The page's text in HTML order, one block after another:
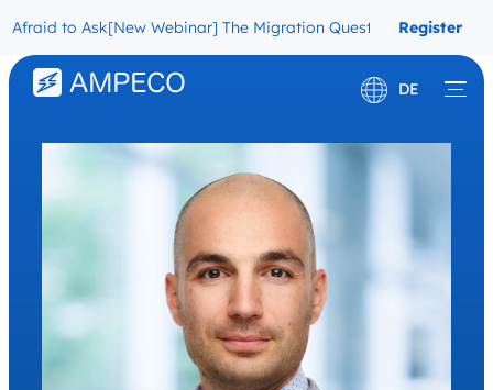
to Ask[New Webinar] The Migration Questions CPOs Are
Register
Now
DE
English